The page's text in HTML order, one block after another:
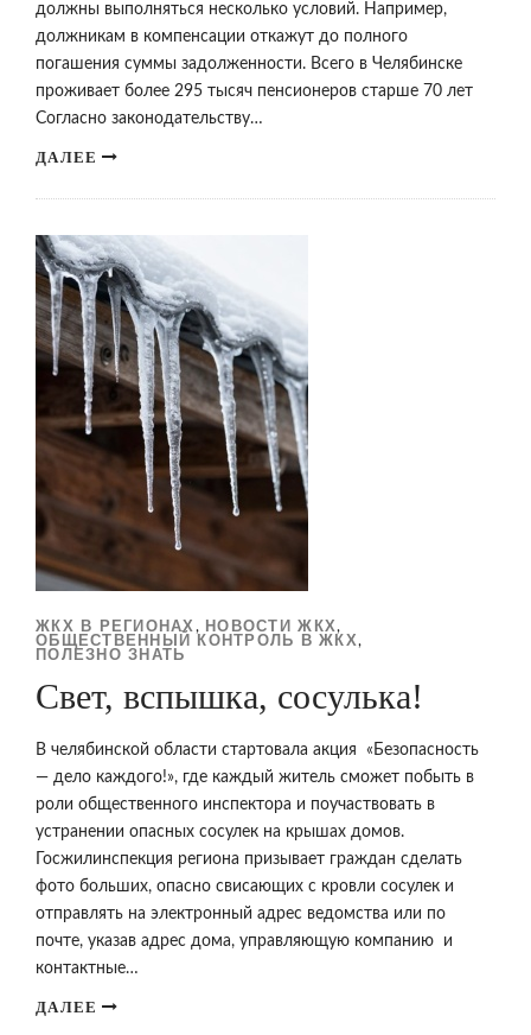
должны выполняться несколько условий. Например,
должникам в компенсации откажут до полного
погашения суммы задолженности. Всего в Челябинске
проживает более 295 тысяч пенсионеров старше 70 лет
Согласно законодательству…
ДАЛЕЕ
ЖКХ В РЕГИОНАХ, НОВОСТИ ЖКХ,
ОБЩЕСТВЕННЫЙ КОНТРОЛЬ В ЖКХ,
ПОЛЕЗНО ЗНАТЬ
Свет, вспышка, сосулька!
В челябинской области стартовала акция «Безопасность
— дело каждого!», где каждый житель сможет побыть в
роли общественного инспектора и поучаствовать в
устранении опасных сосулек на крышах домов.
Госжилинспекция региона призывает граждан сделать
фото больших, опасно свисающих с кровли сосулек и
отправлять на электронный адрес ведомства или по
почте, указав адрес дома, управляющую компанию и
контактные…
ДАЛЕЕ